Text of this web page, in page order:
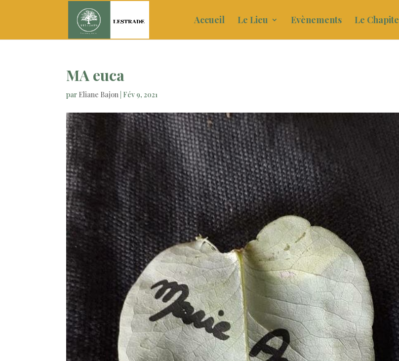
Accueil Le Lieu Evènements Le
MA euca
par Eliane Bajon Fév 9, 2021